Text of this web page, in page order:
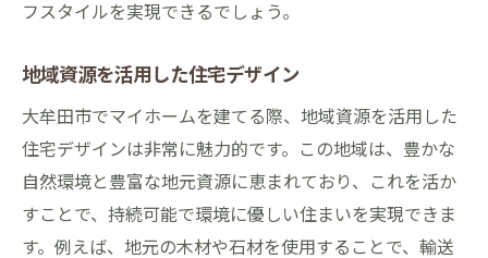
フスタイルを実現できるでしょう。
地域資源を活用した住宅デザイン
大牟田市でマイホームを建てる際、地域資源を活用した
住宅デザインは非常に魅力的です。この地域は、豊かな
自然環境と豊富な地元資源に恵まれており、これを活か
すことで、持続可能で環境に優しい住まいを実現できま
す。例えば、地元の木材や石材を使用することで、輸送